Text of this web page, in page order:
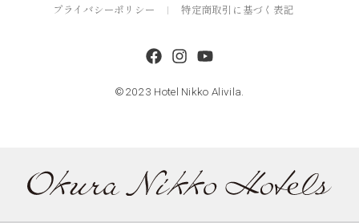
プライバシーポリシー 特定商取引に基づく表記
©2023 Hotel Nikko Alivila.